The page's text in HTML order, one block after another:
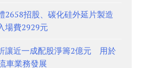
2658招股、碳化硅外延片製造
費2929元
讓近一成配股淨籌2億元 用於
車業務發展